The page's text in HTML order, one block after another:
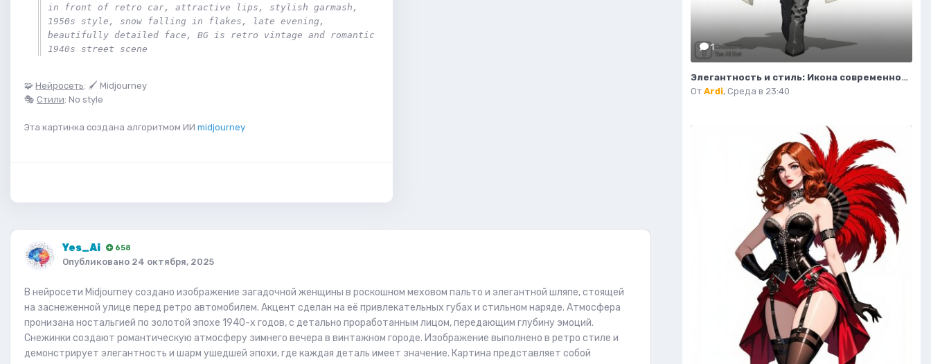
in front of retro car, attractive lips, stylish garmash,
1950s style, snow falling in flakes, late evening,
beautifully detailed face, BG is retro vintage and romantic
1940s street scene
🧩 Нейросеть: 🖌 Midjourney
🎭 Стили: No style
Эта картинка создана алгоритмом ИИ midjourney
Yes_Ai 658
Опубликовано 24 октября, 2025
В нейросети Midjourney создано изображение загадочной женщины в роскошном меховом пальто и элегантной шляпе, стоящей
на заснеженной улице перед ретро автомобилем. Акцент сделан на её привлекательных губах и стильном наряде. Атмосфера
пронизана ностальгией по золотой эпохе 1940-х годов, с детально проработанным лицом, передающим глубину эмоций.
Снежинки создают романтическую атмосферу зимнего вечера в винтажном городе. Изображение выполнено в ретро стиле и
демонстрирует элегантность и шарм ушедшей эпохи, где каждая деталь имеет значение. Картина представляет собой
1
Элегантность и стиль: Икона современной моды в тренче и сапогах. Изображение из нейросети Flux.1
От Ardi, Среда в 23:40